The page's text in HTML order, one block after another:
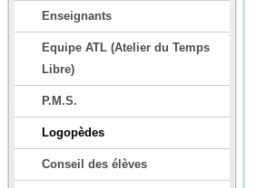
Enseignants
Equipe ATL (Atelier du Temps
Libre)
P.M.S.
Logopèdes
Conseil des élèves